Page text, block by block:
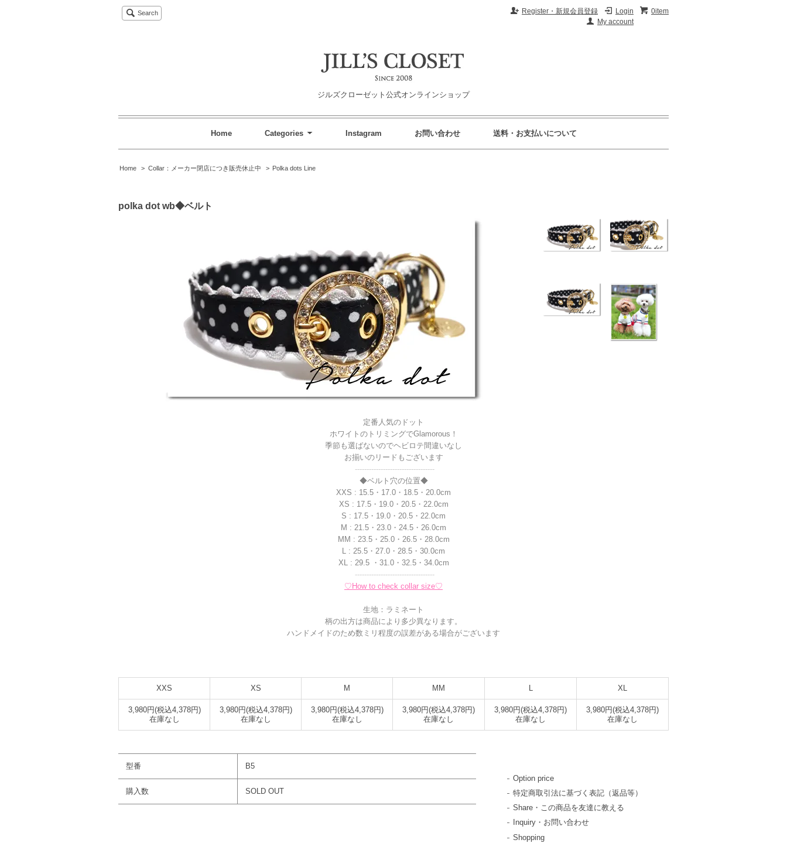
0item
Login
Register・新規会員登録
My account
Search
ジルズクローゼット公式オンラインショップ
Home Categories Instagram お問い合わせ 送料・お支払いについて
Home > Collar：メーカー閉店につき販売休止中 > Polka dots Line
polka dot wb◆ベルト
定番人気のドット
ホワイトのトリミングでGlamorous！
季節も選ばないのでヘビロテ間違いなし
お揃いのリードもございます
----------------------------------
◆ベルト穴の位置◆
XXS : 15.5・17.0・18.5・20.0cm
XS : 17.5・19.0・20.5・22.0cm
S : 17.5・19.0・20.5・22.0cm
M : 21.5・23.0・24.5・26.0cm
MM : 23.5・25.0・26.5・28.0cm
L : 25.5・27.0・28.5・30.0cm
XL : 29.5 ・31.0・32.5・34.0cm
----------------------------------
♡How to check collar size♡
生地：ラミネート
柄の出方は商品により多少異なります。
ハンドメイドのため数ミリ程度の誤差がある場合がございます
XXS XS M MM L XL
3,980円(税込4,378円)
在庫なし
3,980円(税込4,378円)
在庫なし
3,980円(税込4,378円)
在庫なし
3,980円(税込4,378円)
在庫なし
3,980円(税込4,378円)
在庫なし
3,980円(税込4,378円)
在庫なし
型番 B5
購入数 SOLD OUT
Option price
特定商取引法に基づく表記（返品等）
Share・この商品を友達に教える
Inquiry・お問い合わせ
Shopping